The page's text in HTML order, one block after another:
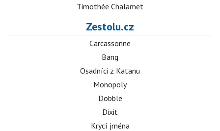
Timothée Chalamet
Zestolu.cz
Carcassonne
Bang
Osadníci z Katanu
Monopoly
Dobble
Dixit
Krycí jména